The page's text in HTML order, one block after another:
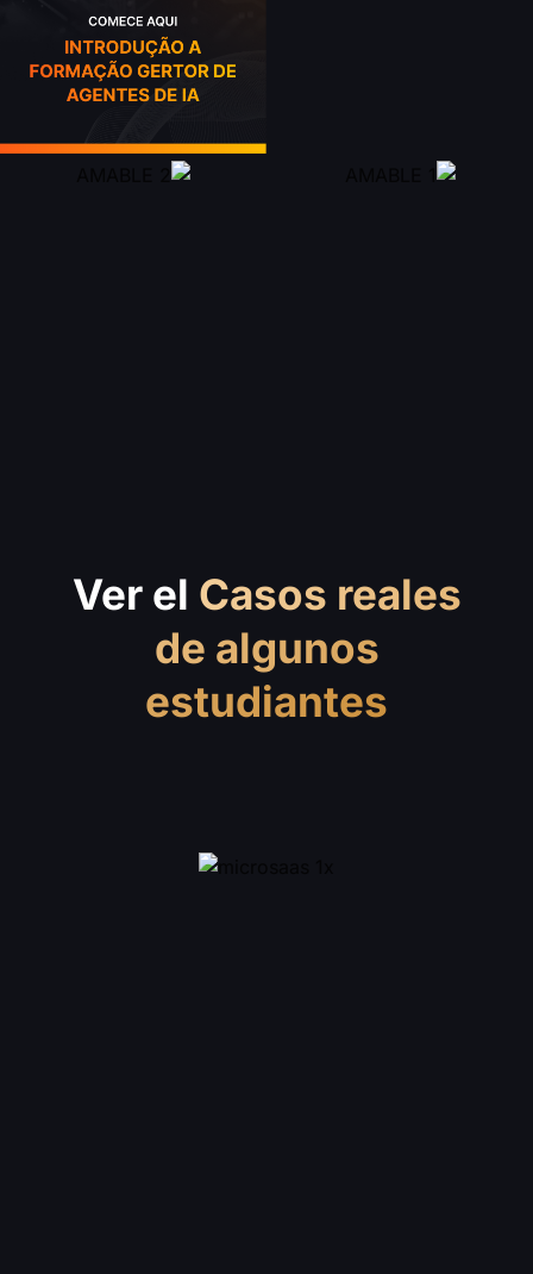
Ver el Casos reales
de algunos
estudiantes